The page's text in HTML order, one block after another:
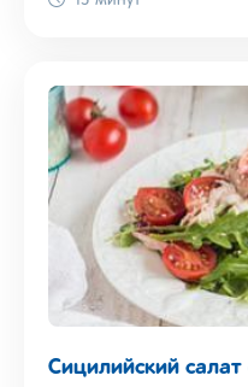
Сицилийский